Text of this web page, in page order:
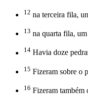
12 na terceira fila,
13 na quarta fila,
14 Havia doze
15 Fizeram sobre o
16 Fizeram também